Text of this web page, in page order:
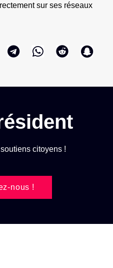
sur ses réseaux
citoyens !
nous !